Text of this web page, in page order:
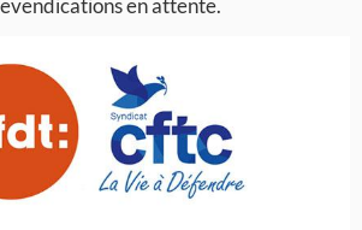
en attente.